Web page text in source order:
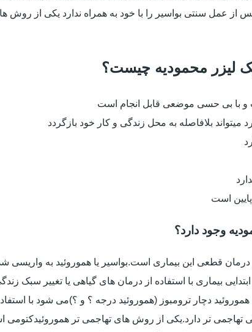
از عمل سنتی بواسیر را با خود به همراه ندارد یکی از روش
لیزر محمودیه چیست؟
و با بی حسی موضعی قابل انجام است
بلافاصله به محل زندگی و کار خود بازگردد
است
وجود دارد؟
قطعی این بیماری است.بواسیر یا هموروئید به واریسی
بیماری با استفاده از درمان های گیاهی یا تغییر سبک
دچار ترومبوز (هموروئید درجه ؟ و ؟)می شود با
تر دارد.یکی از روش های تهاجمی تر